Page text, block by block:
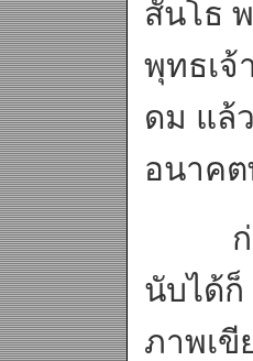
สันโธ
พุทธเจ้
ดม แล้
อนาค
ก่อน
นับได้ก็
ภาพเขี